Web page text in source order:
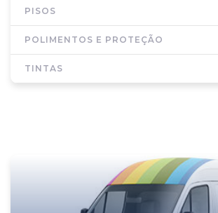
PISOS
POLIMENTOS E PROTEÇÃO
TINTAS